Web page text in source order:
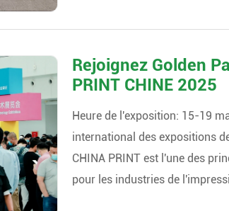
Rejoignez Golden
PRINT CHINE 2025
Heure de l'exposition: 15-19
international des expositions
CHINA PRINT est l'une des
pour les industries de